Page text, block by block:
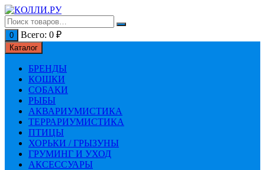
Перейти
к
содержимому
0 Всего: 0 ₽
Каталог
БРЕНДЫ
КОШКИ
СОБАКИ
РЫБЫ
АКВАРИУМИСТИКА
ТЕРРАРИУМИСТИКА
ПТИЦЫ
ХОРЬКИ / ГРЫЗУНЫ
ГРУМИНГ И УХОД
АКСЕССУАРЫ